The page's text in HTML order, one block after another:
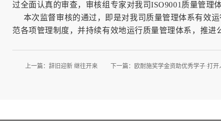
过全面认真的审查，审核组专家对我司ISO9001质量管理
本次监督审核的通过，即是对我司质量管理体系有效
范各项管理制度，并持续有效地运行质量管理体系，推进
上一篇： 辞旧迎新 继往开来 下一篇： 欧耐施奖学金资助优秀学子·打